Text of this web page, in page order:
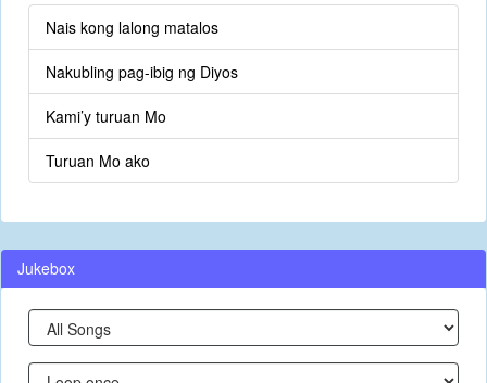
Nais kong lalong matalos
Nakubling pag-ibig ng Diyos
Kami’y turuan Mo
Turuan Mo ako
Jukebox